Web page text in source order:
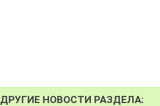
ДРУГИЕ НОВОСТИ РАЗДЕЛА: